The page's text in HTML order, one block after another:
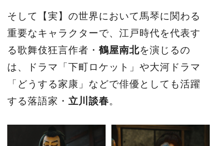
そして【実】の世界において馬琴に関わる
重要なキャラクターで、江戸時代を代表す
る歌舞伎狂言作者・ 鶴屋南北を演じるの
は、ドラマ「下町ロケット」や大河ドラマ
「どうする家康」などで俳優としても活躍
する落語家・ 立川談春。